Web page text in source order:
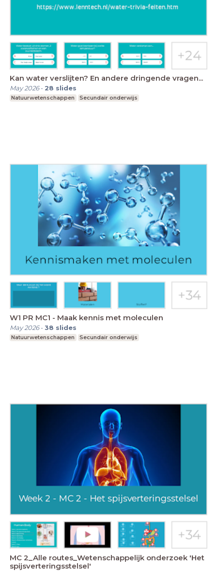
Kan water verslijten? En andere dringende vragen...
May 2026- 28 slides
Natuurwetenschappen Secundair onderwijs
W1 PR MC1 - Maak kennis met moleculen
May 2026-38 slides
Natuurwetenschappen Secundair onderwijs
MC 2_Alle routes_Wetenschappelijk onderzoek 'Het
spijsverteringsstelsel'